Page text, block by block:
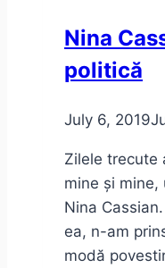
Nina
politică
July 6, 2019
Zilele trecute
mine și mine,
Nina
ea, n-am
modă